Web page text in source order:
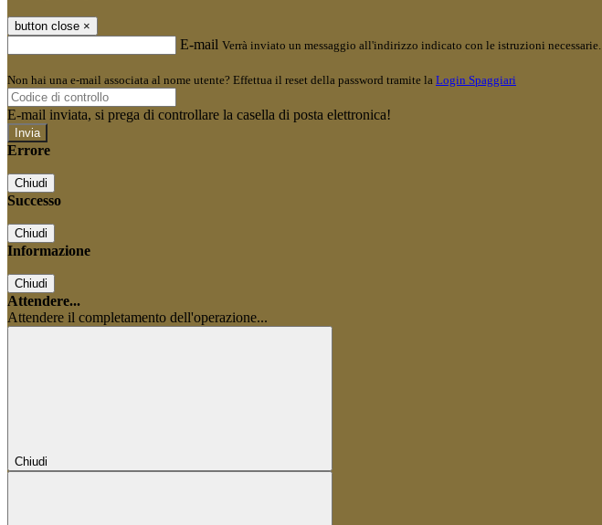
button close ×
E-mail Verrà inviato un messaggio all'indirizzo indicato con le istruzioni necessarie.
Non hai una e-mail associata al nome utente? Effettua il reset della password tramite la Login Spaggiari
E-mail inviata, si prega di controllare la casella di posta elettronica!
Errore
Chiudi
Successo
Chiudi
Informazione
Chiudi
Attendere...
Attendere il completamento dell'operazione...
Chiudi